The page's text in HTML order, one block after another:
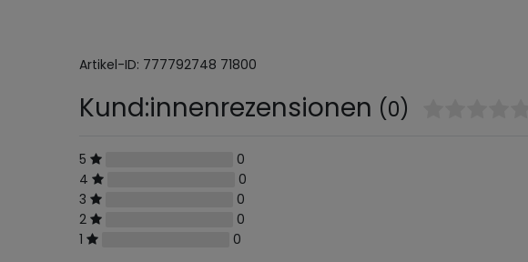
Artikel-ID: 777792748 71800
Kund:innenrezensionen (0)
5
0
4
0
3
0
2
0
1
0